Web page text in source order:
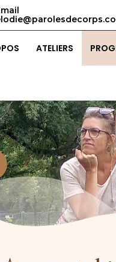
ATELIERS